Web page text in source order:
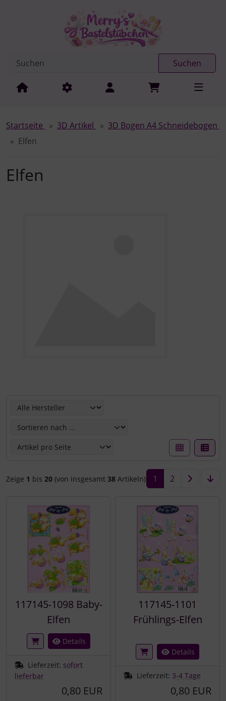
Springe zur Navigation
Suchen
Startseite 3D Artikel
3D Bogen A4 Schneidebogen
Elfen
Elfen
Zeige 1 bis 20 (von insgesamt38 Artikeln) 1 2
117145-1098 Baby-
Elfen
Details
Lieferzeit: sofort
lieferbar
0,80 EUR
117145-1101
Frühlings-Elfen
Details
Lieferzeit: 3-4 Tage
0,80 EUR